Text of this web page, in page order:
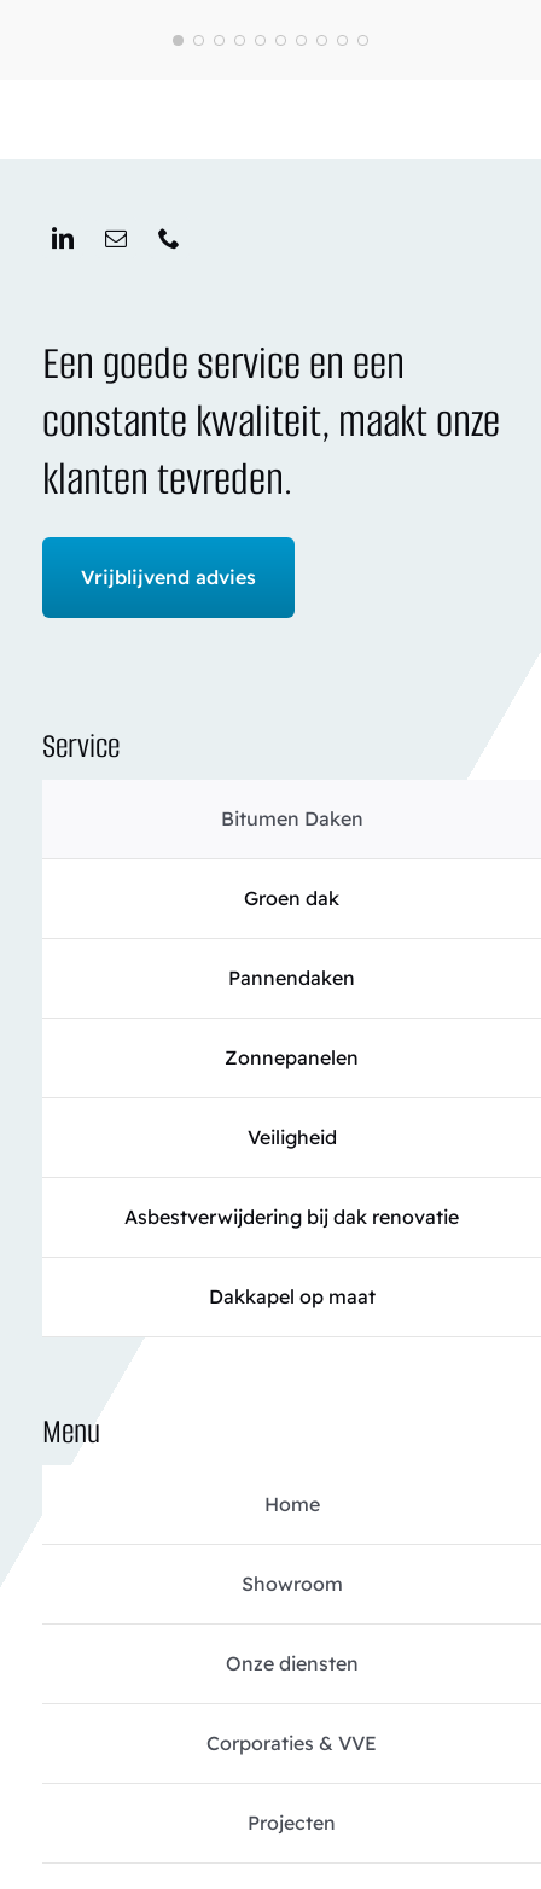
Een goede service en een
constante kwaliteit, maakt onze
klanten tevreden.
Vrijblijvend advies
Service
Bitumen Daken
Groen dak
Pannendaken
Zonnepanelen
Veiligheid
Asbestverwijdering bij dak renovatie
Dakkapel op maat
Menu
Home
Showroom
Onze diensten
Corporaties & VVE
Projecten